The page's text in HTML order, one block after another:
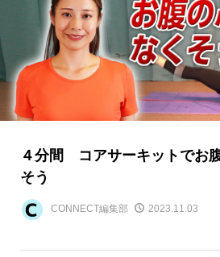
４分間 コアサーキットでお
そう
CONNECT編集部 2023.11.03